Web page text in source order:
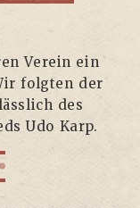
Ver­ein ein
folg­ten der
des
Udo Karp.